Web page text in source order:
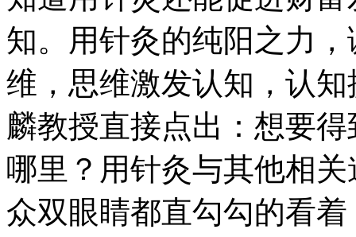
知。用针灸的纯阳之力
维，思维激发认知，认
麟教授直接点出：想要
哪里？用针灸与其他相
众双眼睛都直勾勾的看